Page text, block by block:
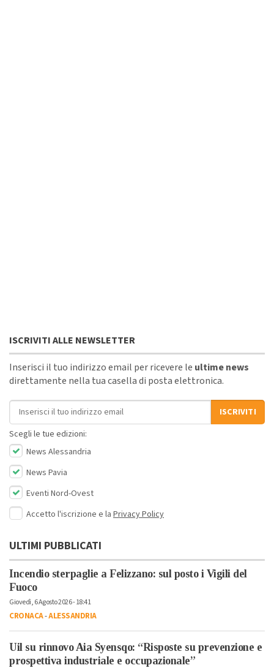
ISCRIVITI ALLE NEWSLETTER
Inserisci il tuo indirizzo email per ricevere le ultime news
direttamente nella tua casella di posta elettronica.
Indirizzo email
ISCRIVITI
Scegli le tue edizioni:
News Alessandria
News Pavia
Eventi Nord-Ovest
Accetto l'iscrizione e la Privacy Policy
ULTIMI PUBBLICATI
Incendio sterpaglie a Felizzano: sul posto i Vigili del
Fuoco
Giovedì, 6 Agosto 2026 - 18:41
CRONACA-ALESSANDRIA
Uil su rinnovo Aia Syensqo: “Risposte su prevenzione e
prospettiva industriale e occupazionale”